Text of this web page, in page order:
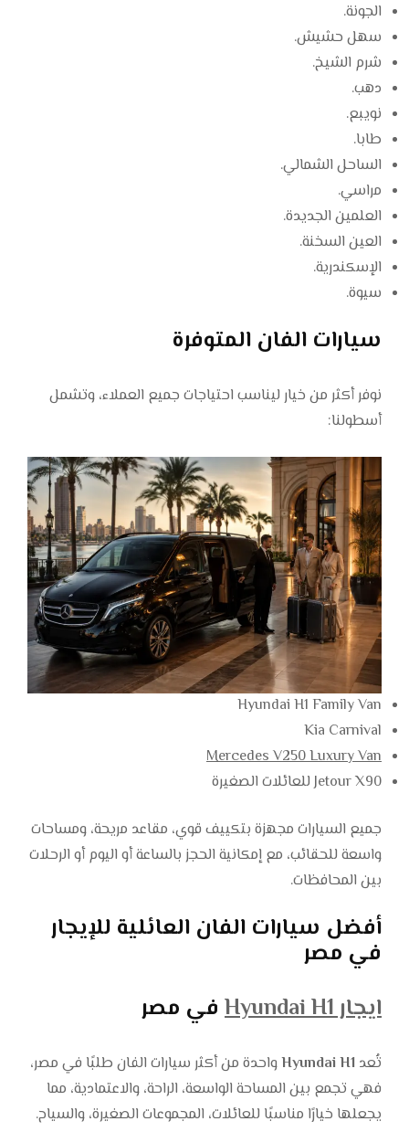
الجونة.
سهل حشيش.
شرم الشيخ.
دهب.
نويبع.
طابا.
الساحل الشمالي.
مراسي.
العلمين الجديدة.
العين السخنة.
الإسكندرية.
سيوة.
سيارات الفان المتوفرة
نوفر أكثر من خيار ليناسب احتياجات جميع العملاء، وتشمل
أسطولنا:
Hyundai H1 Family Van
Kia Carnival
Mercedes V250 Luxury Van
Jetour X90 للعائلات الصغيرة
جميع السيارات مجهزة بتكييف قوي، مقاعد مريحة، ومساحات
واسعة للحقائب، مع إمكانية الحجز بالساعة أو اليوم أو الرحلات
بين المحافظات.
أفضل سيارات الفان العائلية للإيجار
في مصر
ايجار Hyundai H1
في مصر
تُعد Hyundai H1واحدة من أكثر سيارات الفان طلبًا في مصر،
فهي تجمع بين المساحة الواسعة، الراحة، والاعتمادية، مما
يجعلها خيارًا مناسبًا للعائلات، المجموعات الصغيرة، والسياح.